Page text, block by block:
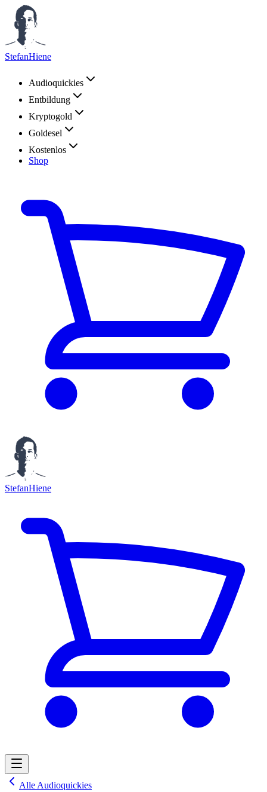
StefanHiene
Audioquickies
Entbildung
Kryptogold
Goldesel
Kostenlos
Shop
StefanHiene
Alle Audioquickies